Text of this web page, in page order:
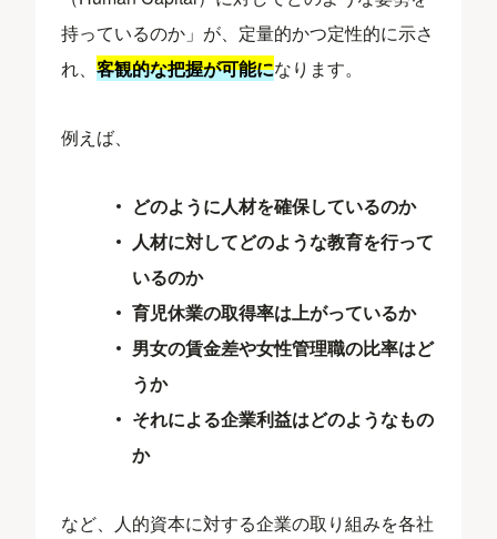
持っているのか」が、定量的かつ定性的に示さ
れ、客観的な把握が可能になります。
例えば、
どのように人材を確保しているのか
人材に対してどのような教育を行って
いるのか
育児休業の取得率は上がっているか
男女の賃金差や女性管理職の比率はど
うか
それによる企業利益はどのようなもの
か
など、人的資本に対する企業の取り組みを各社